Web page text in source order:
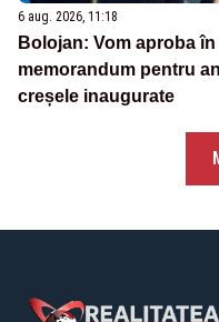
6 aug. 2026, 11:18
Bolojan: Vom aproba
memorandum pentru
creșele inaugurate